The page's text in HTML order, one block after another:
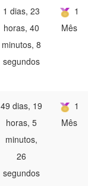
1 dias, 23
horas, 40
minutos, 8
segundos
1
Mês
49 dias, 19
horas, 5
minutos,
26
segundos
1
Mês